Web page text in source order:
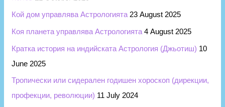
Кой дом управлява Астрологията 23 August 2025
Коя планета управлява Астрологията 4 August 2025
Кратка история на индийската Астрология (Джьотиш) 10
June 2025
Тропически или сидерален годишен хороскоп (дирекции,
профекции, революции) 11 July 2024